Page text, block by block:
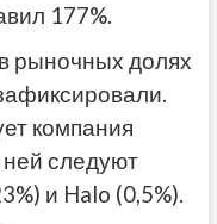
177%.
рыночных долях
компания
ней следуют
и Halo (0,5%).